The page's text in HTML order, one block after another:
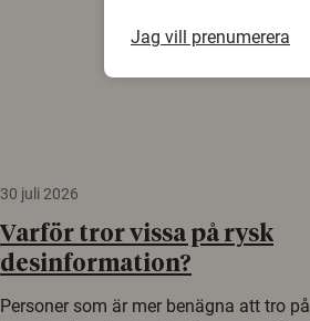
30 juli 2026
Varför tror vissa på rysk
desinformation?
Personer som är mer benägna att tro på
Jag vill prenumerera